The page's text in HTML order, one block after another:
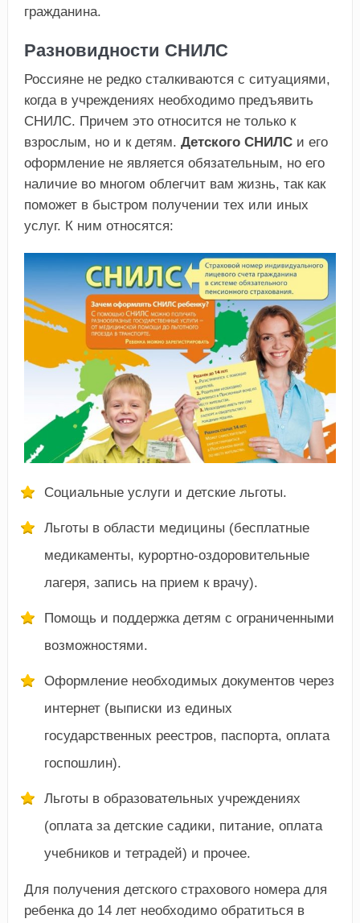
гражданина.
Разновидности СНИЛС
Россияне не редко сталкиваются с ситуациями,
когда в учреждениях необходимо предъявить
СНИЛС. Причем это относится не только к
взрослым, но и к детям. Детского СНИЛС и его
оформление не является обязательным, но его
наличие во многом облегчит вам жизнь, так как
поможет в быстром получении тех или иных
услуг. К ним относятся:
Социальные услуги и детские льготы.
Льготы в области медицины (бесплатные
медикаменты, курортно-оздоровительные
лагеря, запись на прием к врачу).
Помощь и поддержка детям с ограниченными
возможностями.
Оформление необходимых документов через
интернет (выписки из единых
государственных реестров, паспорта, оплата
госпошлин).
Льготы в образовательных учреждениях
(оплата за детские садики, питание, оплата
учебников и тетрадей) и прочее.
Для получения детского страхового номера для
ребенка до 14 лет необходимо обратиться в